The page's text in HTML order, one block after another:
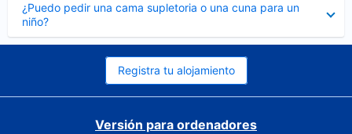
¿Puedo pedir una cama supletoria o una cuna para un
niño?
cerrado
Registra tu alojamiento
Versión para ordenadores